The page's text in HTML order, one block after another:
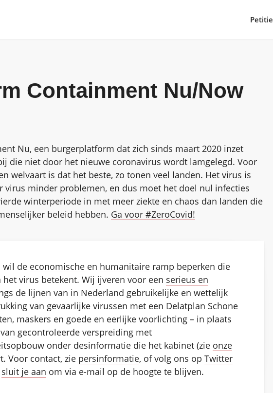
Petitie
Containment Nu/Now
Nu, een burgerplatform dat zich sinds maart 2020 inzet
die niet door het nieuwe coronavirus wordt lamgelegd. Voor
welvaart is dat het beste, zo tonen veel landen. Het virus is
virus minder problemen, en dus moet het doel nul infecties
winterperiode in met meer ziekte en chaos dan landen die
beleid hebben. Ga voor #ZeroCovid!
wil de economische en humanitaire ramp beperken die
virus betekent. Wij ijveren voor een serieus en
de lijnen van in Nederland gebruikelijke en wettelijk
van gevaarlijke virussen met een Delatplan Schone
maskers en goede en eerlijke voorlichting – in plaats
gecontroleerde verspreiding met
onder desinformatie die het kabinet (zie onze
Voor contact, zie persinformatie, of volg ons op Twitter
sluit je aan om via e-mail op de hoogte te blijven.